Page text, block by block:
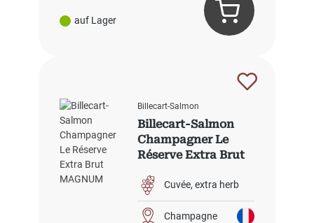
auf Lager
Billecart-Salmon
Billecart-Salmon
Champagner Le
Réserve Extra Brut
Cuvée extra herb
Champagne